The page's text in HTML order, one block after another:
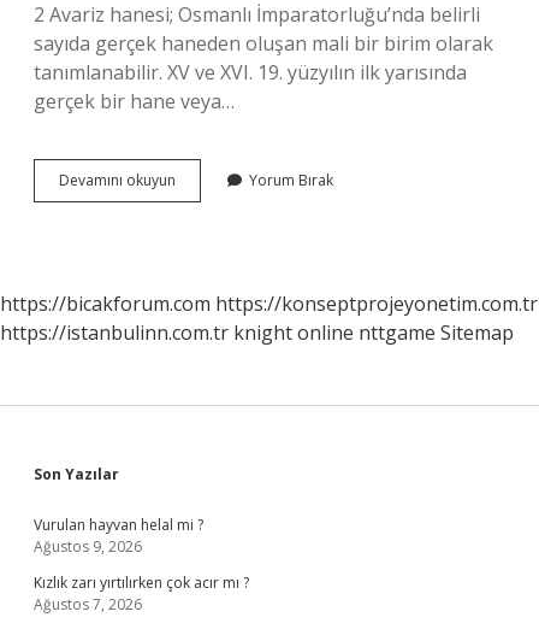
2 Avariz hanesi; Osmanlı İmparatorluğu’nda belirli
sayıda gerçek haneden oluşan mali bir birim olarak
tanımlanabilir. XV ve XVI. 19. yüzyılın ilk yarısında
gerçek bir hane veya…
Devamını okuyun
Defterleri
Yorum Bırak
https://bicakforum.com https://konseptprojeyonetim.com.tr
https://istanbulinn.com.tr knight online nttgame Sitemap
Sidebar
Son Yazılar
Vurulan hayvan helal mi ?
Ağustos 9, 2026
Kızlık zarı yırtılırken çok acır mı ?
Ağustos 7, 2026